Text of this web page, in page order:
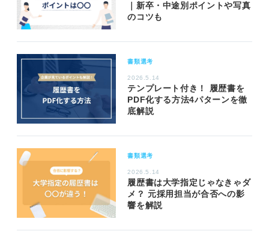
｜新卒・中途別ポイントや写真
のコツも
書類選考
2026.5.14
テンプレート付き！ 履歴書を
PDF化する方法4パターンを徹
底解説
書類選考
2026.5.14
履歴書は大学指定じゃなきゃダ
メ？ 元採用担当が合否への影
響を解説